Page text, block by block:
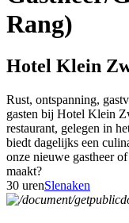
Rang)
Hotel Klein
Rust, ontspanning,
gasten bij Hotel Klein
restaurant, gelegen in
biedt dagelijks een
onze nieuwe gastheer
maakt?
30 urenSlenaken